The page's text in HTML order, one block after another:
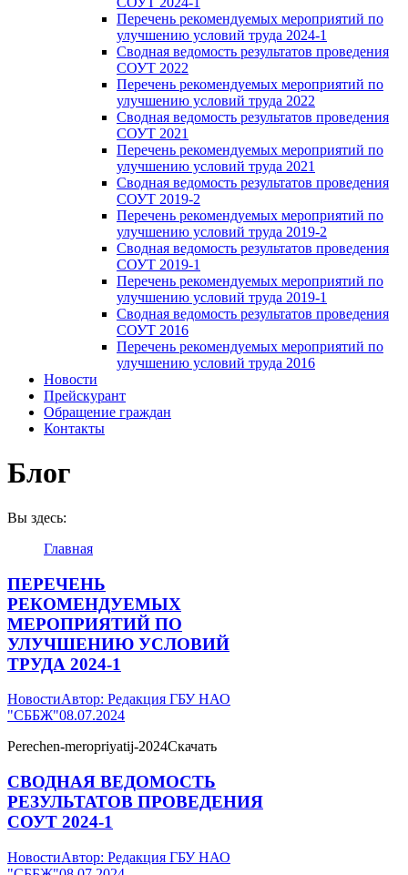
Перечень рекомендуемых мероприятий по
улучшению условий труда 2024-1
Сводная ведомость результатов проведения
СОУТ 2022
Перечень рекомендуемых мероприятий по
улучшению условий труда 2022
Сводная ведомость результатов проведения
СОУТ 2021
Перечень рекомендуемых мероприятий по
улучшению условий труда 2021
Сводная ведомость результатов проведения
СОУТ 2019-2
Перечень рекомендуемых мероприятий по
улучшению условий труда 2019-2
Сводная ведомость результатов проведения
СОУТ 2019-1
Перечень рекомендуемых мероприятий по
улучшению условий труда 2019-1
Сводная ведомость результатов проведения
СОУТ 2016
Перечень рекомендуемых мероприятий по
улучшению условий труда 2016
Новости
Прейскурант
Обращение граждан
Контакты
Блог
Вы здесь:
Главная
ПЕРЕЧЕНЬ
РЕКОМЕНДУЕМЫХ
МЕРОПРИЯТИЙ ПО
УЛУЧШЕНИЮ УСЛОВИЙ
ТРУДА 2024-1
НовостиАвтор: Редакция ГБУ НАО
"СББЖ"08.07.2024
Perechen-meropriyatij-2024Скачать
СВОДНАЯ ВЕДОМОСТЬ
РЕЗУЛЬТАТОВ ПРОВЕДЕНИЯ
СОУТ 2024-1
НовостиАвтор: Редакция ГБУ НАО